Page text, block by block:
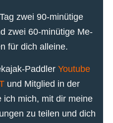
zwei 90-minütige
zwei 60-minütige Me-
für dich alleine.
Paddler Youtube
und Mitglied in der
ich mich, mit dir meine
zu teilen und dich